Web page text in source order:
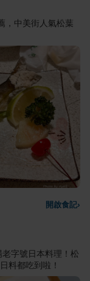
，中美街人氣松葉
開啟食記›
字號日本料理！松
料都吃到啦！